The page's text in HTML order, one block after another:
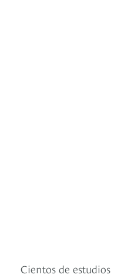
Cientos de estudios